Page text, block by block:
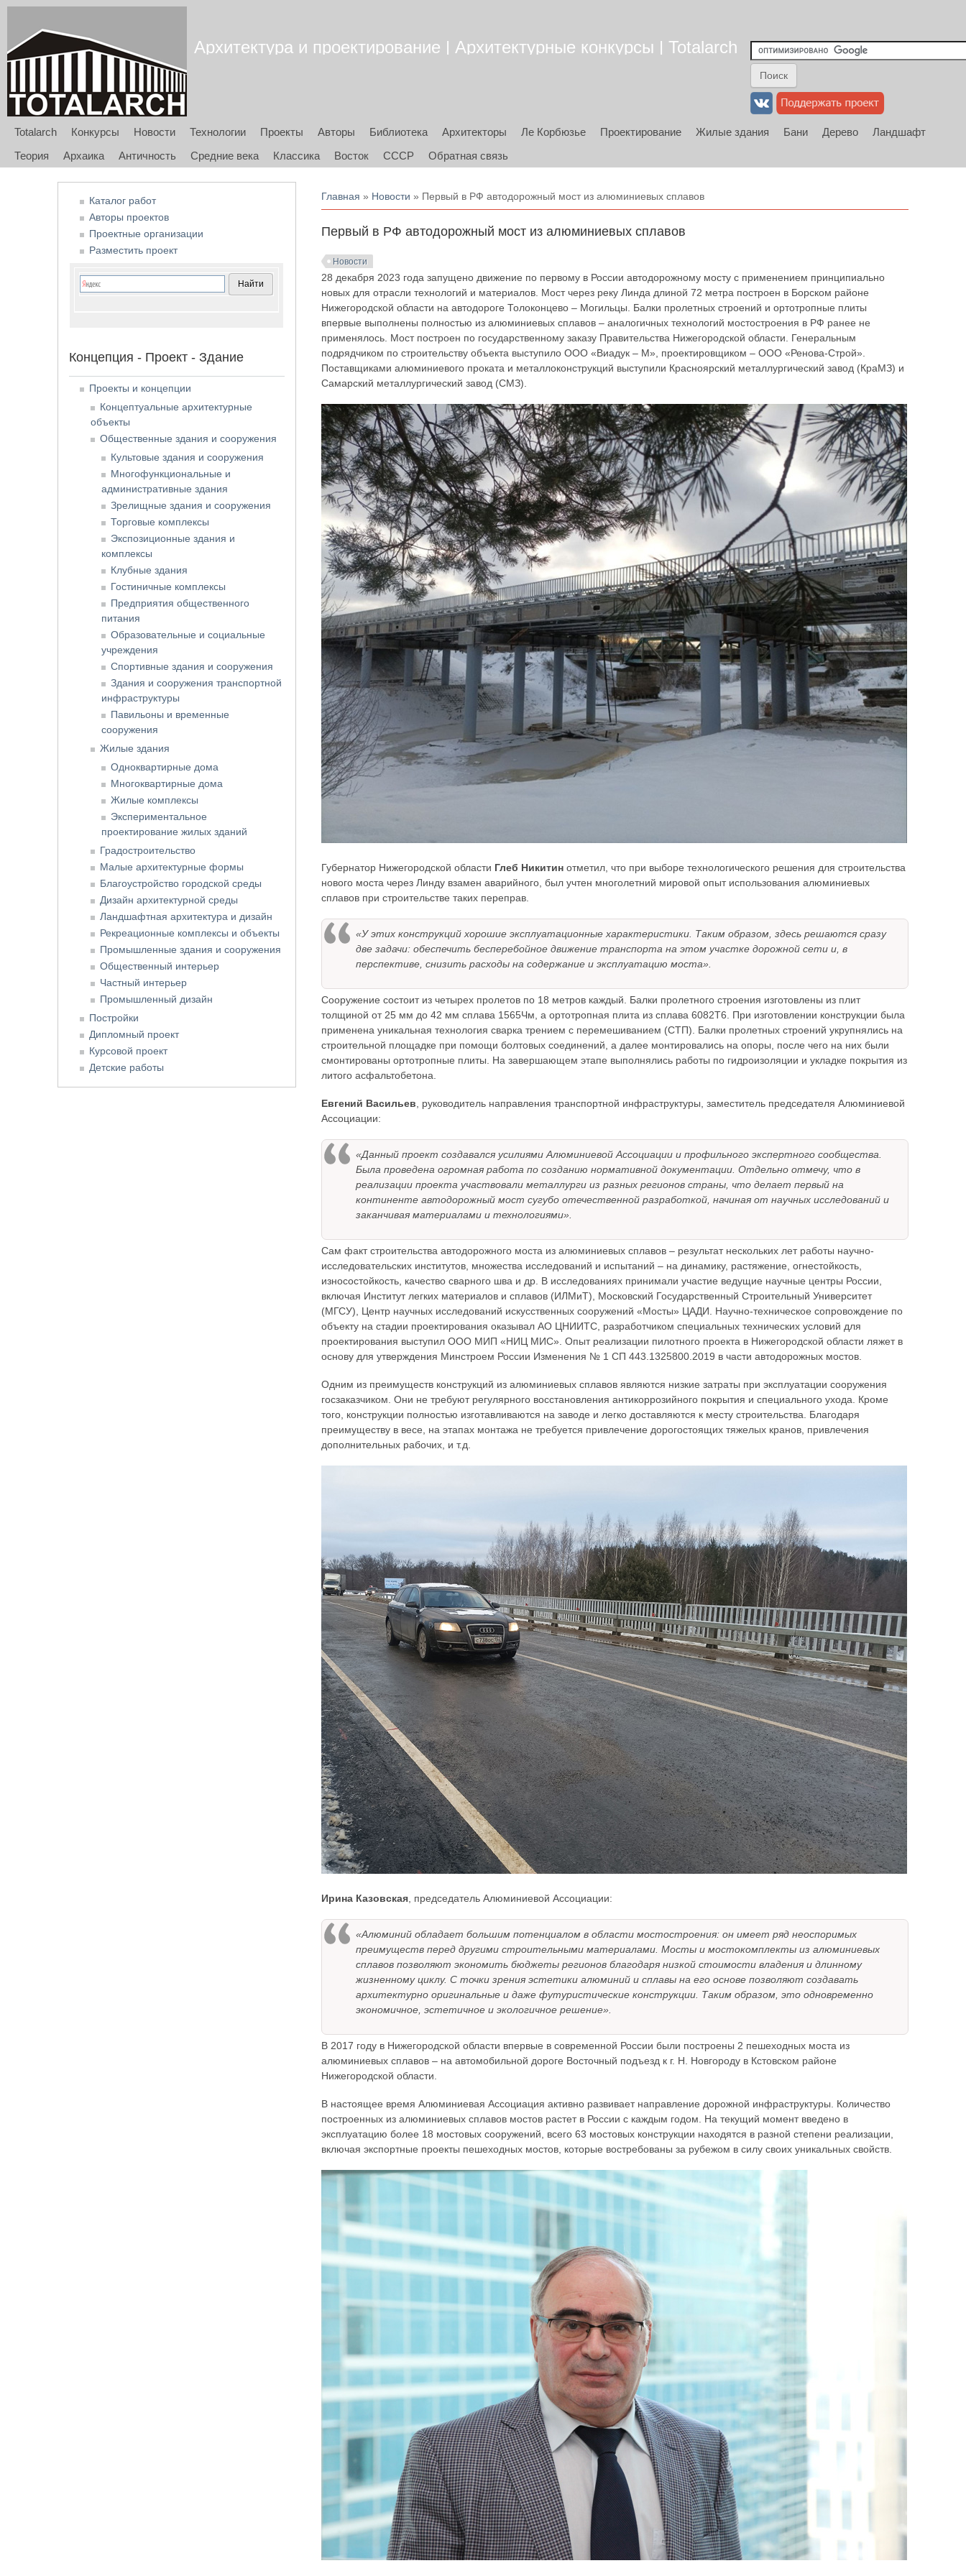
Архитектура и проектирование | Архитектурные конкурсы | Totalarch
Totalarch Конкурсы Новости Технологии Проекты Авторы Библиотека Архитекторы Ле Корбюзье Проектирование Жилые здания Бани Дерево
Ландшафт
Теория
Архаика Античность Средние века Классика Восток СССР Обратная связь
Вы здесь
Главная » Новости » Первый в РФ автодорожный мост из алюминиевых сплавов
Первый в РФ автодорожный мост из алюминиевых сплавов
Новости
28 декабря 2023 года запущено движение по первому в России автодорожному мосту с применением принципиально
новых для отрасли технологий и материалов. Мост через реку Линда длиной 72 метра построен в Борском районе
Нижегородской области на автодороге Толоконцево – Могильцы. Балки пролетных строений и ортотропные плиты
впервые выполнены полностью из алюминиевых сплавов – аналогичных технологий мостостроения в РФ ранее не
применялось. Мост построен по государственному заказу Правительства Нижегородской области. Генеральным
подрядчиком по строительству объекта выступило ООО «Виадук – М», проектировщиком – ООО «Ренова-Строй».
Поставщиками алюминиевого проката и металлоконструкций выступили Красноярский металлургический завод (КраМЗ) и
Самарский металлургический завод (СМЗ).
Губернатор Нижегородской области Глеб Никитин отметил, что при выборе технологического решения для строительства
нового моста через Линду взамен аварийного, был учтен многолетний мировой опыт использования алюминиевых
сплавов при строительстве таких переправ.
«У этих конструкций хорошие эксплуатационные характеристики. Таким образом, здесь решаются сразу
две задачи: обеспечить бесперебойное движение транспорта на этом участке дорожной сети и, в
перспективе, снизить расходы на содержание и эксплуатацию моста».
Сооружение состоит из четырех пролетов по 18 метров каждый. Балки пролетного строения изготовлены из плит
толщиной от 25 мм до 42 мм сплава 1565Чм, а ортотропная плита из сплава 6082Т6. При изготовлении конструкции была
применена уникальная технология сварка трением с перемешиванием (СТП). Балки пролетных строений укрупнялись на
строительной площадке при помощи болтовых соединений, а далее монтировались на опоры, после чего на них были
смонтированы ортотропные плиты. На завершающем этапе выполнялись работы по гидроизоляции и укладке покрытия из
литого асфальтобетона.
Евгений Васильев , руководитель направления транспортной инфраструктуры, заместитель председателя Алюминиевой
Ассоциации:
«Данный проект создавался усилиями Алюминиевой Ассоциации и профильного экспертного сообщества.
Была проведена огромная работа по созданию нормативной документации. Отдельно отмечу, что в
реализации проекта участвовали металлурги из разных регионов страны, что делает первый на
континенте автодорожный мост сугубо отечественной разработкой, начиная от научных исследований и
заканчивая материалами и технологиями».
Сам факт строительства автодорожного моста из алюминиевых сплавов – результат нескольких лет работы научно-
исследовательских институтов, множества исследований и испытаний – на динамику, растяжение, огнестойкость,
износостойкость, качество сварного шва и др. В исследованиях принимали участие ведущие научные центры России,
включая Институт легких материалов и сплавов (ИЛМиТ), Московский Государственный Строительный Университет
(МГСУ), Центр научных исследований искусственных сооружений «Мосты» ЦАДИ. Научно-техническое сопровождение по
объекту на стадии проектирования оказывал АО ЦНИИТС, разработчиком специальных технических условий для
проектирования выступил ООО МИП «НИЦ МИС». Опыт реализации пилотного проекта в Нижегородской области ляжет в
основу для утверждения Минстроем России Изменения № 1 СП 443.1325800.2019 в части автодорожных мостов.
Одним из преимуществ конструкций из алюминиевых сплавов являются низкие затраты при эксплуатации сооружения
госзаказчиком. Они не требуют регулярного восстановления антикоррозийного покрытия и специального ухода. Кроме
того, конструкции полностью изготавливаются на заводе и легко доставляются к месту строительства. Благодаря
преимуществу в весе, на этапах монтажа не требуется привлечение дорогостоящих тяжелых кранов, привлечения
дополнительных рабочих, и т.д.
Ирина Казовская , председатель Алюминиевой Ассоциации:
«Алюминий обладает большим потенциалом в области мостостроения: он имеет ряд неоспоримых
преимуществ перед другими строительными материалами. Мосты и мостокомплекты из алюминиевых
сплавов позволяют экономить бюджеты регионов благодаря низкой стоимости владения и длинному
жизненному циклу. С точки зрения эстетики алюминий и сплавы на его основе позволяют создавать
архитектурно оригинальные и даже футуристические конструкции. Таким образом, это одновременно
экономичное, эстетичное и экологичное решение».
В 2017 году в Нижегородской области впервые в современной России были построены 2 пешеходных моста из
алюминиевых сплавов – на автомобильной дороге Восточный подъезд к г. Н. Новгороду в Кстовском районе
Нижегородской области.
В настоящее время Алюминиевая Ассоциация активно развивает направление дорожной инфраструктуры. Количество
построенных из алюминиевых сплавов мостов растет в России с каждым годом. На текущий момент введено в
эксплуатацию более 18 мостовых сооружений, всего 63 мостовых конструкции находятся в разной степени реализации,
включая экспортные проекты пешеходных мостов, которые востребованы за рубежом в силу своих уникальных свойств.
Каталог работ
Авторы проектов
Проектные организации
Разместить проект
Концепция - Проект - Здание
Проекты и концепции
Концептуальные архитектурные
объекты
Общественные здания и сооружения
Культовые здания и сооружения
Многофункциональные и
административные здания
Зрелищные здания и сооружения
Торговые комплексы
Экспозиционные здания и
комплексы
Клубные здания
Гостиничные комплексы
Предприятия общественного
питания
Образовательные и социальные
учреждения
Спортивные здания и сооружения
Здания и сооружения транспортной
инфраструктуры
Павильоны и временные
сооружения
Жилые здания
Одноквартирные дома
Многоквартирные дома
Жилые комплексы
Экспериментальное
проектирование жилых зданий
Градостроительство
Малые архитектурные формы
Благоустройство городской среды
Дизайн архитектурной среды
Ландшафтная архитектура и дизайн
Рекреационные комплексы и объекты
Промышленные здания и сооружения
Общественный интерьер
Частный интерьер
Промышленный дизайн
Постройки
Дипломный проект
Курсовой проект
Детские работы